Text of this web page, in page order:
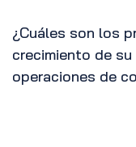
¿Cuáles son los
crecimiento de
operaciones de